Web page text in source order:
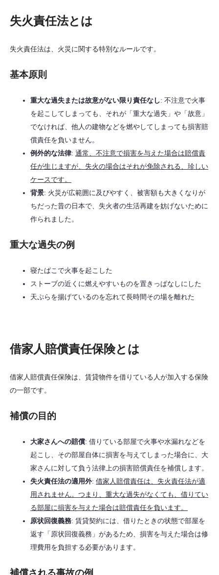
失火責任法とは
失火責任法は、火災に関する特別なルールです。
基本原則
重大な過失または故意がない限り責任なし: 不注意で火事
を起こしてしまっても、それが「重大な過失」や「故意」
でなければ、他人の建物などを燃やしてしまっても損害賠
償責任を負いません。
例外的な法律:通常、不注意で損害を与えた場合は賠償責
任が生じますが、失火の場合はそれが免除される、珍しい
ケースです。
背景: 火災が広範囲に及びやすく、被害額も大きくなりが
ちだった昔の日本で、失火者の生活再建を妨げないために
作られました。
重大な過失の例
寝たばこで火事を起こした
ストーブの近くに燃えやすいものを置きっぱなしにした
天ぷらを揚げているのを忘れて長時間その場を離れた
借家人賠償責任保険とは
借家人賠償責任保険は、賃貸物件を借りている人が加入する保険
の一部です。
補償の目的
大家さんへの賠償: 借りている部屋で火事や水漏れなどを
起こし、その部屋自体に損害を与えてしまった場合に、大
家さんに対して負う法律上の損害賠償責任を補償します。
失火責任法の適用外:借家人賠償責任は、失火責任法が適
用されません。つまり、重大な過失がなくても、借りてい
る部屋に損害を与えた場合は賠償責任を負います。
原状回復義務: 賃貸契約には、借りたときの状態で部屋を
返す「原状回復義務」があるため、損害を与えた場合は修
理費用を負担する必要があります。
補償される事故の例